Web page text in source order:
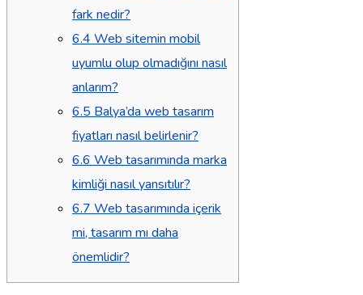
fark nedir?
6.4 Web sitemin mobil
uyumlu olup olmadığını nasıl
anlarım?
6.5 Balya’da web tasarım
fiyatları nasıl belirlenir?
6.6 Web tasarımında marka
kimliği nasıl yansıtılır?
6.7 Web tasarımında içerik
mi, tasarım mı daha
önemlidir?